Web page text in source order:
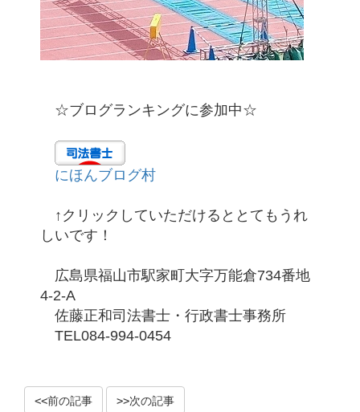
☆ブログランキングに参加中☆
にほんブログ村
↑クリックしていただけるととてもうれ
しいです！
広島県福山市駅家町大字万能倉734番地
4-2-A
佐藤正和司法書士・行政書士事務所
TEL084-994-0454
前の記事 次の記事